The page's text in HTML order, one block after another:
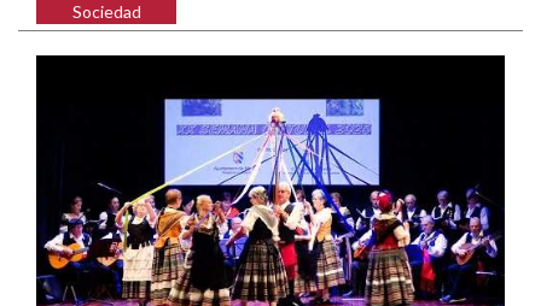
Sociedad